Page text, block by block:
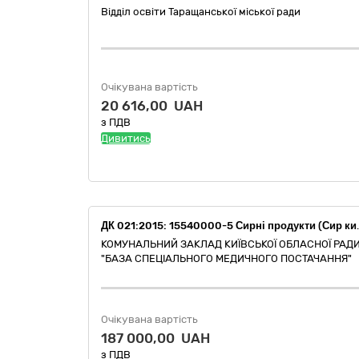
Відділ освіти Таращанської міської ради
Очікувана вартість
20 616,00 UAH
з ПДВ
Дивитись
ДК 021:2015:
КОМУНАЛЬНИЙ ЗАКЛАД КИЇВСЬКОЇ ОБЛАСНОЇ РАДИ
"БАЗА СПЕЦІАЛЬНОГО МЕДИЧНОГО ПОСТАЧАННЯ"
Очікувана вартість
187 000,00 UAH
з ПДВ